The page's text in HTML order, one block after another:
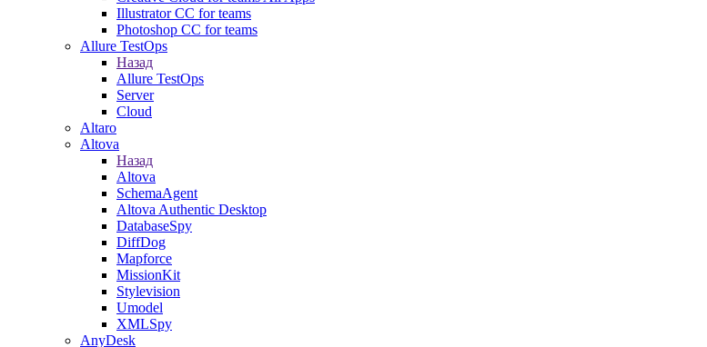
Illustrator CC for teams
Photoshop CC for teams
Allure TestOps
Назад
Allure TestOps
Server
Cloud
Altaro
Altova
Назад
Altova
SchemaAgent
Altova Authentic Desktop
DatabaseSpy
DiffDog
Mapforce
MissionKit
Stylevision
Umodel
XMLSpy
AnyDesk